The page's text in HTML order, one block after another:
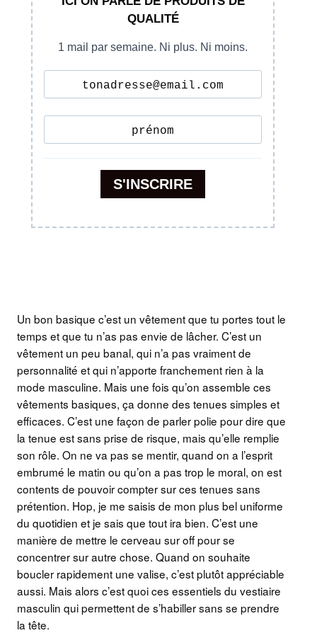
Un bon basique c’est un vêtement que tu portes tout le
temps et que tu n’as pas envie de lâcher. C’est un
vêtement un peu banal, qui n’a pas vraiment de
personnalité et qui n’apporte franchement rien à la
mode masculine. Mais une fois qu’on assemble ces
vêtements basiques, ça donne des tenues simples et
efficaces. C’est une façon de parler polie pour dire que
la tenue est sans prise de risque, mais qu’elle remplie
son rôle. On ne va pas se mentir, quand on a l’esprit
embrumé le matin ou qu’on a pas trop le moral, on est
contents de pouvoir compter sur ces tenues sans
prétention. Hop, je me saisis de mon plus bel uniforme
du quotidien et je sais que tout ira bien. C’est une
manière de mettre le cerveau sur off pour se
concentrer sur autre chose. Quand on souhaite
boucler rapidement une valise, c’est plutôt appréciable
aussi. Mais alors c’est quoi ces essentiels du vestiaire
masculin qui permettent de s’habiller sans se prendre
la tête.